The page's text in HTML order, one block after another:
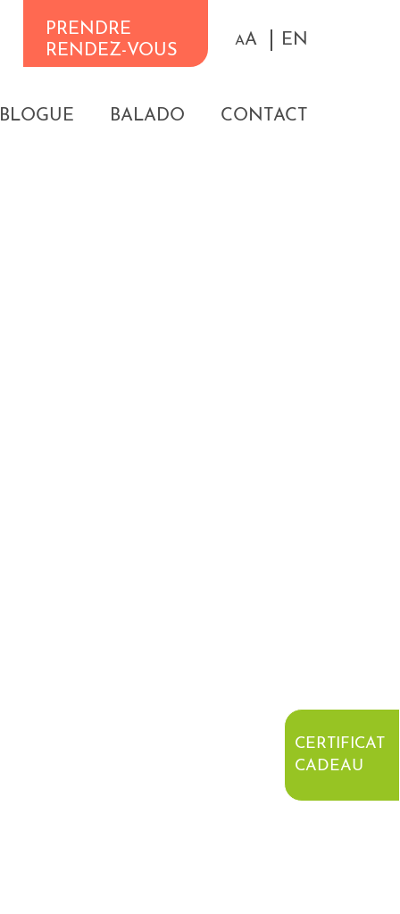
CERTIFICAT
CADEAU
PRENDRE
RENDEZ-VOUS
AA EN
BLOGUE BALADO CONTACT